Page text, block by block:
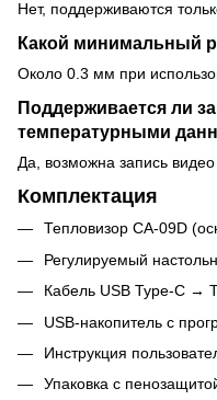
Нет, поддерживаются
Какой минимальный
Около 0.3 мм при
Поддерживается ли
температурными
Да, возможна запись
Комплектация
Тепловизор CA-09D
Регулируемый
Кабель USB Type-C →
USB-накопитель с
Инструкция
Упаковка с